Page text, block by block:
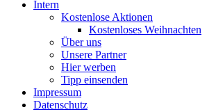
Intern
Kostenlose Aktionen
Kostenloses Weihnachten
Über uns
Unsere Partner
Hier werben
Tipp einsenden
Impressum
Datenschutz